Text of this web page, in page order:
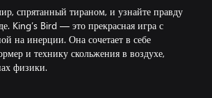
спрятанный тираном, и узнайте правду
King’s Bird — это прекрасная игра с
на инерции. Она сочетает в себе
и технику скольжения в воздухе,
физики.